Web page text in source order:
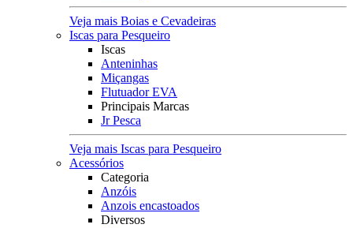
Veja mais Boias e Cevadeiras
Iscas para Pesqueiro
Iscas
Anteninhas
Miçangas
Flutuador EVA
Principais Marcas
Jr Pesca
Veja mais Iscas para Pesqueiro
Acessórios
Categoria
Anzóis
Anzois encastoados
Diversos